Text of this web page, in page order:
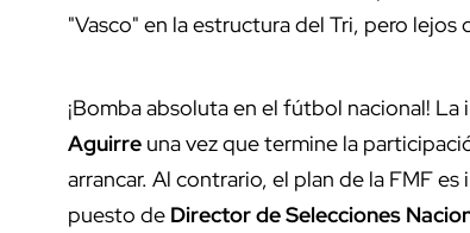
"Vasco" en la estructura del Tri, pero lejos
¡Bomba absoluta en el fútbol nacional!
Aguirre una vez que termine la
arrancar. Al contrario, el plan de la FMF
puesto de Director de Selecciones